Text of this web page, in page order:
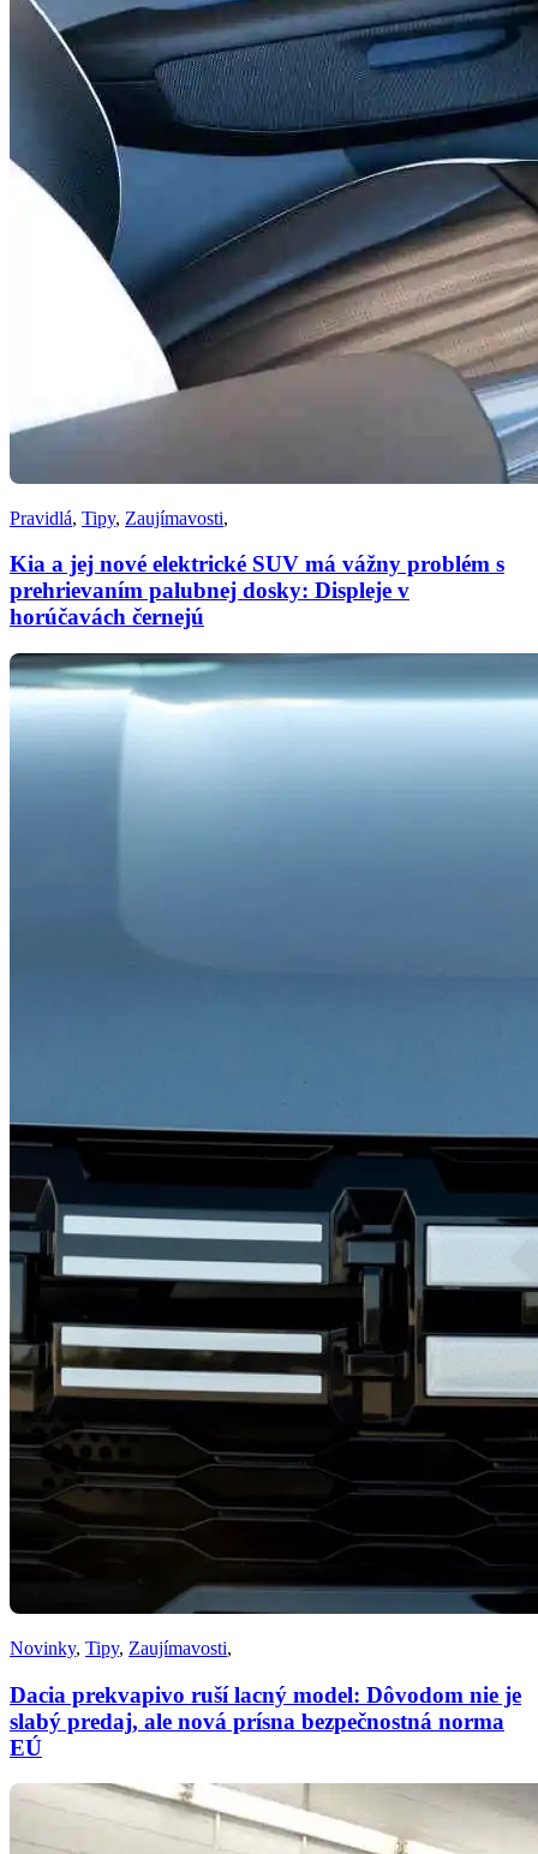
Pravidlá, Tipy, Zaujímavosti,
Kia a jej nové elektrické SUV má vážny problém s
prehrievaním palubnej dosky: Displeje v
horúčavách černejú
Novinky, Tipy, Zaujímavosti,
Dacia prekvapivo ruší lacný model: Dôvodom nie je
slabý predaj, ale nová prísna bezpečnostná norma
EÚ